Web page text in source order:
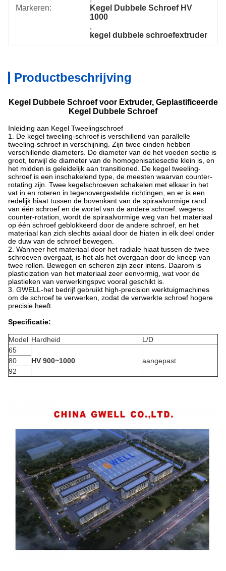
Markeren:
Kegel Dubbele Schroef HV
1000
,
kegel dubbele schroefextruder
Productbeschrijving
Kegel Dubbele Schroef voor Extruder, Geplastificeerde
Kegel Dubbele Schroef
Inleiding aan Kegel Tweelingschroef
1. De kegel tweeling-schroef is verschillend van parallelle
tweeling-schroef in verschijning. Zijn twee einden hebben
verschillende diameters. De diameter van de het voeden sectie is
groot, terwijl de diameter van de homogenisatiesectie klein is, en
het midden is geleidelijk aan transitioned. De kegel tweeling-
schroef is een inschakelend type, de meesten waarvan counter-
rotating zijn. Twee kegelschroeven schakelen met elkaar in het
vat in en roteren in tegenovergestelde richtingen, en er is een
redelijk hiaat tussen de bovenkant van de spiraalvormige rand
van één schroef en de wortel van de andere schroef. wegens
counter-rotation, wordt de spiraalvormige weg van het materiaal
op één schroef geblokkeerd door de andere schroef, en het
materiaal kan zich slechts axiaal door de hiaten in elk deel onder
de duw van de schroef bewegen.
2. Wanneer het materiaal door het radiale hiaat tussen de twee
schroeven overgaat, is het als het overgaan door de kneep van
twee rollen. Bewegen en scheren zijn zeer intens. Daarom is
plasticization van het materiaal zeer eenvormig, wat voor de
plastieken van verwerkingspvc vooral geschikt is.
3. GWELL-het bedrijf gebruikt high-precision werktuigmachines
om de schroef te verwerken, zodat de verwerkte schroef hogere
precisie heeft.
Specificatie:
Model Hardheid
L/D
65
HV 900~1000
aangepast
80
92